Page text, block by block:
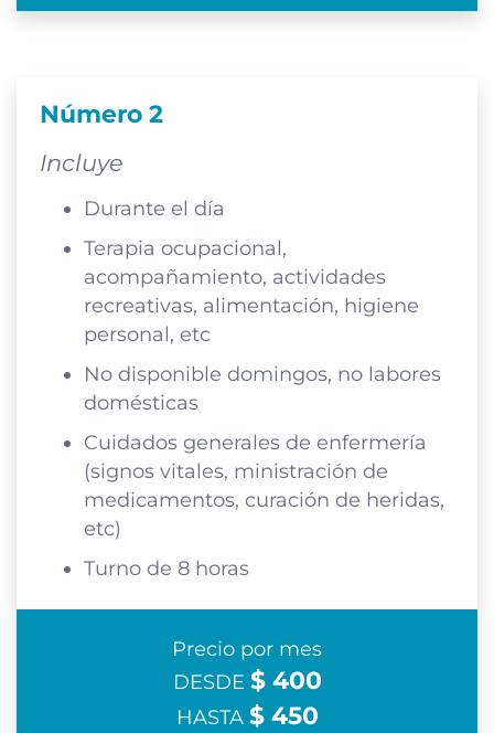
Número 2
Incluye
Durante el día
Terapia ocupacional,
acompañamiento, actividades
recreativas, alimentación, higiene
personal, etc
No disponible domingos, no labores
domésticas
Cuidados generales de enfermería
(signos vitales, ministración de
medicamentos, curación de heridas,
etc)
Turno de 8 horas
Precio por mes
DESDE $ 400
HASTA $ 450